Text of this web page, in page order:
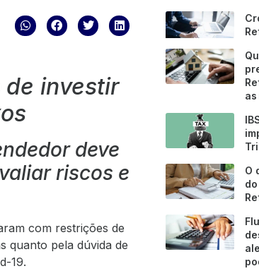
investir
deve
riscos e
com restrições de
quanto pela dúvida de
19.
O